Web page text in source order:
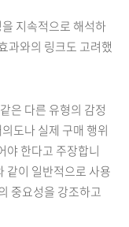
지속적으로 해석하
과와의 링크도 고려했
은 다른 유형의 감정
도나 실제 구매 행위
야 한다고 주장합니
같이 일반적으로 사용
중요성을 강조하고